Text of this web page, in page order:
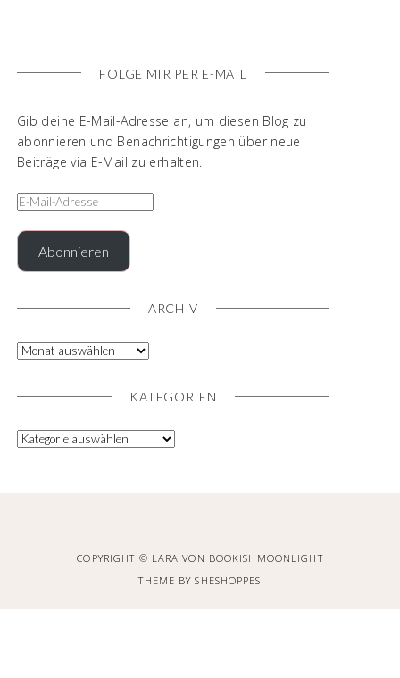
FOLGE MIR PER E-MAIL
Gib deine E-Mail-Adresse an, um diesen Blog zu
abonnieren und Benachrichtigungen über neue
Beiträge via E-Mail zu erhalten.
Abonnieren
ARCHIV
KATEGORIEN
COPYRIGHT © LARA VON BOOKISHMOONLIGHT
THEME BYSHESHOPPES